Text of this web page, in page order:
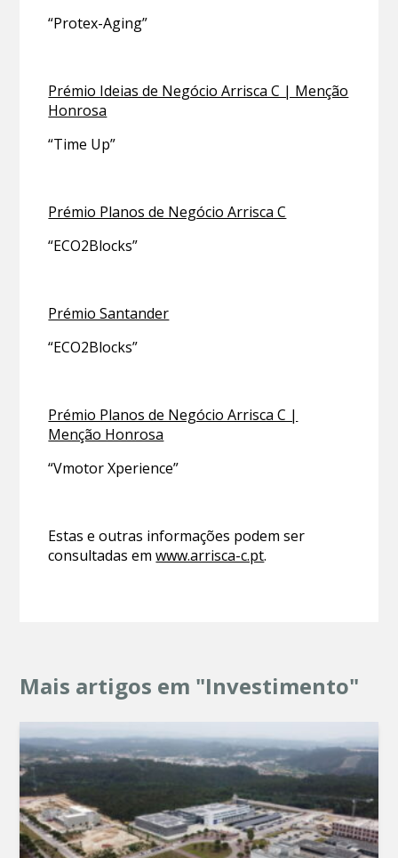
“Protex-Aging”
Prémio Ideias de Negócio Arrisca C | Menção
Honrosa
“Time Up”
Prémio Planos de Negócio Arrisca C
“ECO2Blocks”
Prémio Santander
“ECO2Blocks”
Prémio Planos de Negócio Arrisca C |
Menção Honrosa
“Vmotor Xperience”
Estas e outras informações podem ser
consultadas emwww.arrisca-c.pt.
Mais artigos em "Investimento"